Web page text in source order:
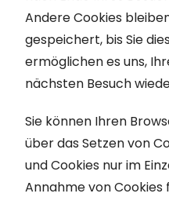
Andere Cookies
gespeichert, bis Sie
ermöglichen es uns,
nächsten Besuch
Sie können Ihren
über das Setzen von
und Cookies nur im
Annahme von